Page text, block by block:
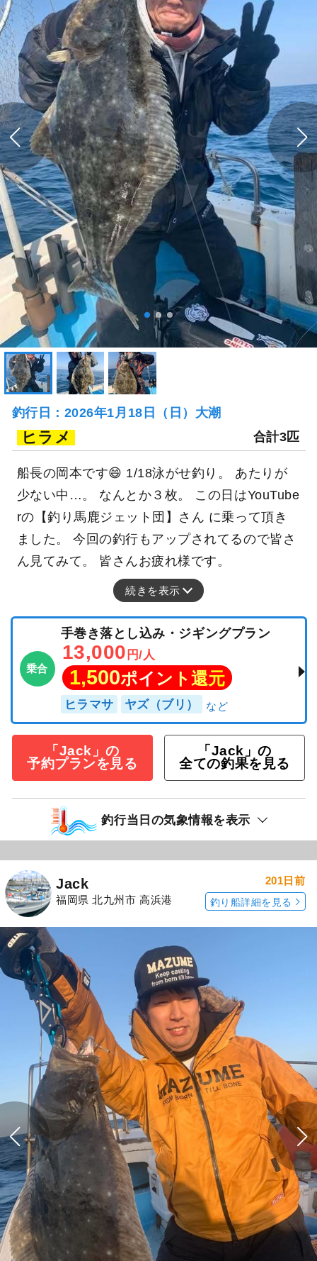
釣行日：2026年1月18日（日）大潮
ヒラメ 合計3匹
船長の岡本です😄 1/18泳がせ釣り。 あたりが
少ない中…。 なんとか３枚。 この日はYouTube
rの【釣り馬鹿ジェット団】さん に乗って頂き
ました。 今回の釣行もアップされてるので皆さ
ん見てみて。 皆さんお疲れ様です。
続きを表示
乗合
手巻き落とし込み・ジギングプラン
13,000 円/人
1,500ポイント還元
ヒラマサ ヤズ（ブリ）
「Jack」の
予約プランを見る
「Jack」の
全ての釣果を見る
釣行当日の気象情報を表示
Jack
福岡県 北九州市 高浜港
201日前
釣り船詳細を見る